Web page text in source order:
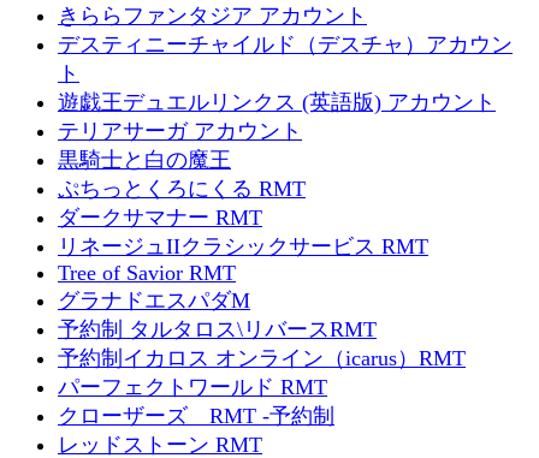
きららファンタジア アカウント
デスティニーチャイルド（デスチャ）アカウン
ト
遊戯王デュエルリンクス (英語版) アカウント
テリアサーガ アカウント
黒騎士と白の魔王
ぷちっとくろにくる RMT
ダークサマナー RMT
リネージュIIクラシックサービス RMT
Tree of Savior RMT
グラナドエスパダM
予約制 タルタロス\リバースRMT
予約制イカロス オンライン（icarus）RMT
パーフェクトワールド RMT
クローザーズ RMT -予約制
レッドストーン RMT